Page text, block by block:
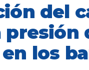
del
presión
los